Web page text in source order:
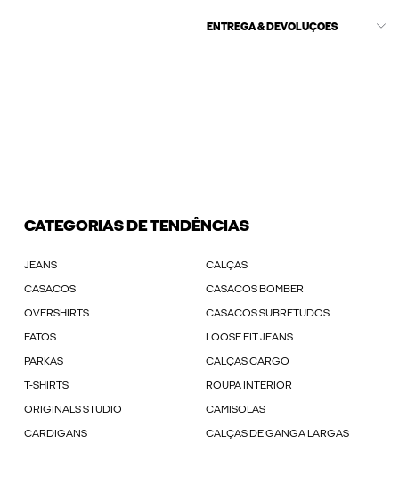
ENTREGA & DEVOLUÇÕES
CATEGORIAS DE TENDÊNCIAS
JEANS CALÇAS
CASACOS CASACOS BOMBER
OVERSHIRTS CASACOS SUBRETUDOS
FATOS LOOSE FIT JEANS
PARKAS CALÇAS CARGO
T-SHIRTS ROUPA INTERIOR
ORIGINALS STUDIO CAMISOLAS
CARDIGANS CALÇAS DE GANGA LARGAS